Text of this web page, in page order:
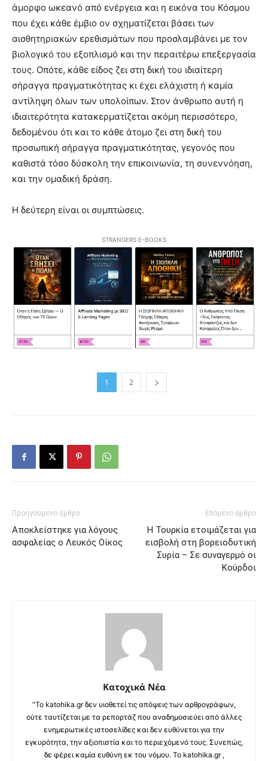
άμορφο ωκεανό από ενέργεια και η εικόνα του Κόσμου
που έχει κάθε έμβιο ον σχηματίζεται βάσει των
αισθητηριακών ερεθισμάτων που προσλαμβάνει με τον
βιολογικό του εξοπλισμό και την περαιτέρω επεξεργασία
τους. Οπότε, κάθε είδος ζει στη δική του ιδιαίτερη
σήραγγα πραγματικότητας κι έχει ελάχιστη ή καμία
αντίληψη όλων των υπολοίπων. Στον άνθρωπο αυτή η
ιδιαιτερότητα κατακερματίζεται ακόμη περισσότερο,
δεδομένου ότι και το κάθε άτομο ζει στη δική του
προσωπική σήραγγα πραγματικότητας, γεγονός που
καθιστά τόσο δύσκολη την επικοινωνία, τη συνεννόηση,
και την ομαδική δράση.
Η δεύτερη είναι οι συμπτώσεις.
STRANGERS E-BOOKS
1 2
Προηγούμενο άρθρο
Αποκλείστηκε για λόγους
ασφαλείας ο Λευκός Οίκος
Επόμενο άρθρο
Η Τουρκία ετοιμάζεται για
εισβολή στη βορειοδυτική
Συρία – Σε συναγερμό οι
Κούρδοι
Κατοχικά Νέα
"Το katohika.gr δεν υιοθετεί τις απόψεις των αρθρογράφων,
ούτε ταυτίζεται με τα ρεπορτάζ που αναδημοσιεύει από άλλες
ενημερωτικές ιστοσελίδες και δεν ευθύνεται για την
εγκυρότητα, την αξιοπιστία και το περιεχόμενό τους. Συνεπώς,
δε φέρει καμία ευθύνη εκ του νόμου. Το katohika.gr ,